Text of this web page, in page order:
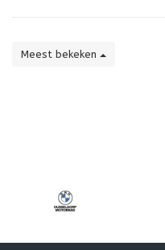
Meest bekeken